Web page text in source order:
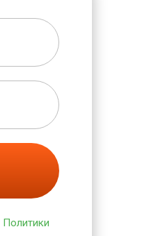
Политики